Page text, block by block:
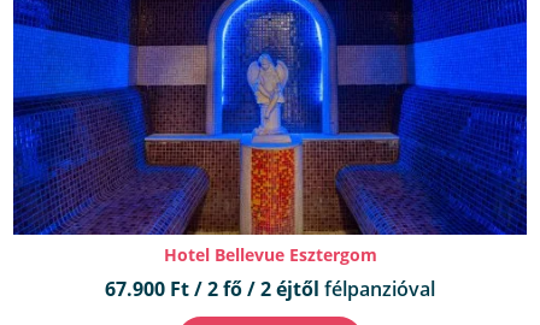
Hotel Bellevue Esztergom
67.900 Ft / 2 fő / 2 éjtől félpanzióval